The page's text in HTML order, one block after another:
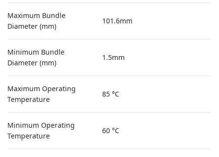
Maximum Bundle
Diameter (mm)
101.6mm
Minimum Bundle
Diameter (mm)
1.5mm
Maximum Operating
Temperature
85 °C
Minimum Operating
Temperature
60 °C